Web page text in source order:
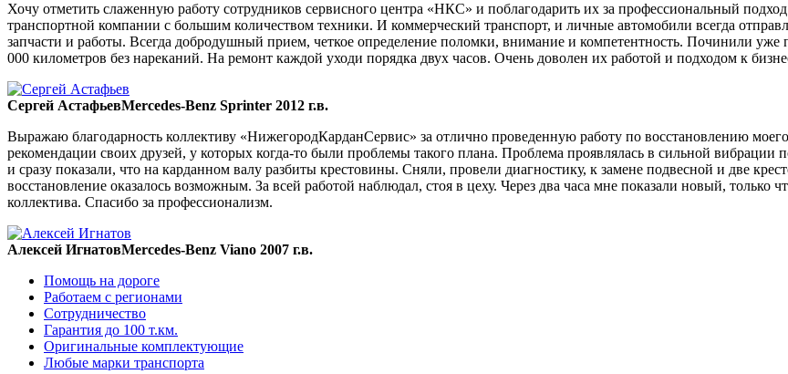
Хочу отметить слаженную работу сотрудников сервисного центра «НКС» и поблагодарить их за профессиональный
транспортной компании с большим количеством техники. И коммерческий транспорт, и личные автомобили всегда
запчасти и работы. Всегда добродушный прием, четкое определение поломки, внимание и компетентность. Починили
000 километров без нареканий. На ремонт каждой уходи порядка двух часов. Очень доволен их работой и подходом к
Сергей АстафьевMercedes-Benz Sprinter 2012 г.в.
Выражаю благодарность коллективу «НижегородКарданСервис» за отлично проведенную работу по восстановлению
рекомендации своих друзей, у которых когда-то были проблемы такого плана. Проблема проявлялась в сильной вибрации
и сразу показали, что на карданном валу разбиты крестовины. Сняли, провели диагностику, к замене подвесной и две
восстановление оказалось возможным. За всей работой наблюдал, стоя в цеху. Через два часа мне показали новый,
коллектива. Спасибо за профессионализм.
Алексей ИгнатовMercedes-Benz Viano 2007 г.в.
Помощь на дороге
Работаем с регионами
Сотрудничество
Гарантия до 100 т.км.
Оригинальные комплектующие
Любые марки транспорта